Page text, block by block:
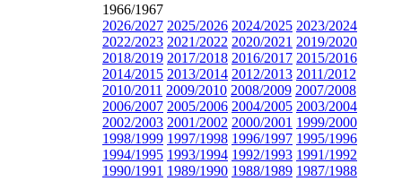
1966/1967
2026/2027 2025/2026 2024/2025 2023/2024
2022/2023 2021/2022 2020/2021 2019/2020
2018/2019 2017/2018 2016/2017 2015/2016
2014/2015 2013/2014 2012/2013 2011/2012
2010/2011 2009/2010 2008/2009 2007/2008
2006/2007 2005/2006 2004/2005 2003/2004
2002/2003 2001/2002 2000/2001 1999/2000
1998/1999 1997/1998 1996/1997 1995/1996
1994/1995 1993/1994 1992/1993 1991/1992
1990/1991 1989/1990 1988/1989 1987/1988